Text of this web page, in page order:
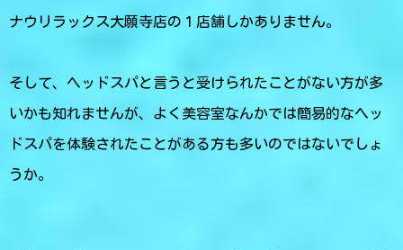
ナウリラックス大願寺店の１店舗しかありません。
そして、ヘッドスパと言うと受けられたことがない方が多
いかも知れませんが、よく美容室なんかでは簡易的なヘッ
ドスパを体験されたことがある方も多いのではないでしょ
うか。